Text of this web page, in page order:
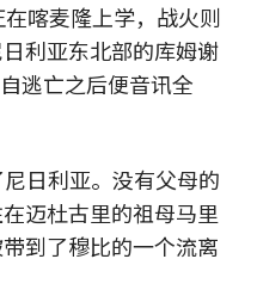
喀麦隆上学，战火则
利亚东北部的库姆谢
逃亡之后便音讯全
日利亚。没有父母的
迈杜古里的祖母马里
到了穆比的一个流离